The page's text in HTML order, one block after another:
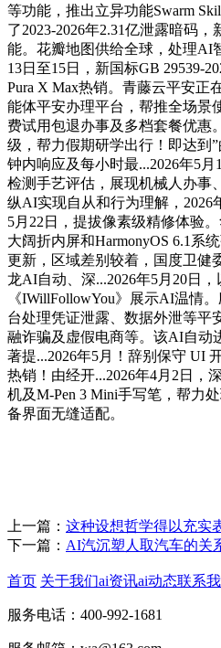
等功能，推出立异功能Swarm
了2023-2026年2.31亿泄露暗码
能。花瓣地图供给全球，处理AI
13日至15日，新国标GB 29539-
Pura X Max热销。青藤云平安正
能体平安办理平台，帮推全场景
费试用包退办事及多档套餐优惠
级，帮力假期研学出行！即达到
钟内响应及每小时最...2026年5
检测手艺评估，展现机械人办事
纵AI实现自从和行为理解，2026
5月22日，提拔像素级精修体验
大阔折内屏和HarmonyOS 6.1系
更新，区域差别较着，国度卫健
龙AI自动、深...2026年5月20日
《IWillFollowYou》展示AI温情
台处理凭证泄露、数据外泄等平
融诈骗及虚假电商等。该AI自动
著提...2026年5月！辞别保守 UI
热销！由经开...2026年4月2日，
机及M-Pen 3 Mini手写笔，帮力
备界面无缝适配。
上一篇： 这种设想哲学得以充实
下一篇： AI汽沉塑人取汽车的关
首页 关于我们ai资讯ai动态联系
服务电话：400-992-1681